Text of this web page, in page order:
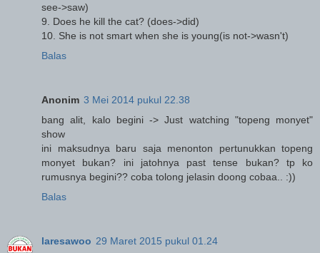
see->saw)
9. Does he kill the cat? (does->did)
10. She is not smart when she is young(is not->wasn't)
Balas
Anonim 3 Mei 2014 pukul 22.38
bang alit, kalo begini -> Just watching "topeng monyet"
show
ini maksudnya baru saja menonton pertunukkan topeng
monyet bukan? ini jatohnya past tense bukan? tp ko
rumusnya begini?? coba tolong jelasin doong cobaa.. :))
Balas
laresawoo 29 Maret 2015 pukul 01.24